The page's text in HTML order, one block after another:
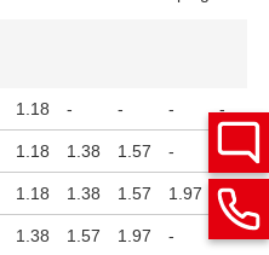
1.18 - - - -
1.18 1.38 1.57 - -
1.18 1.38 1.57 1.97 -
1.38 1.57 1.97 - -